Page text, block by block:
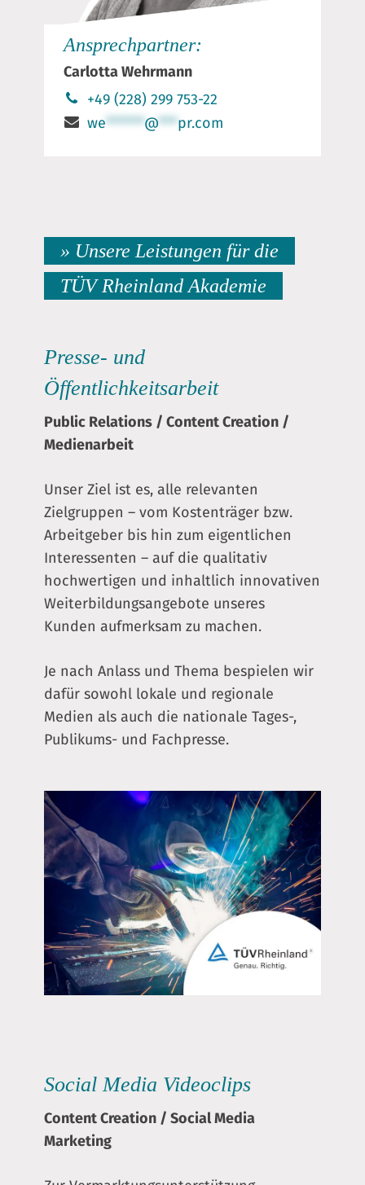
Ansprechpartner:
Carlotta Wehrmann
+49 (228) 299 753-22
we******@***pr.com
» Unsere Leistungen für die
TÜV Rheinland Akademie
Presse- und
Öffentlichkeitsarbeit
Public Relations /Content Creation /
Medienarbeit
Unser Ziel ist es, alle relevanten
Zielgruppen – vom Kostenträger bzw.
Arbeitgeber bis hin zum eigentlichen
Interessenten – auf die qualitativ
hochwertigen und inhaltlich innovativen
Weiterbildungsangebote unseres
Kunden aufmerksam zu machen.
Je nach Anlass und Thema bespielen wir
dafür sowohl lokale und regionale
Medien als auch die nationale Tages-,
Publikums- und Fachpresse.
Social Media Videoclips
Content Creation /Social Media
Marketing